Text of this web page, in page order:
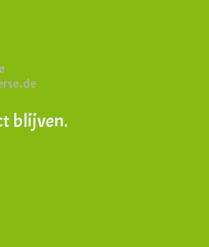
blijven.